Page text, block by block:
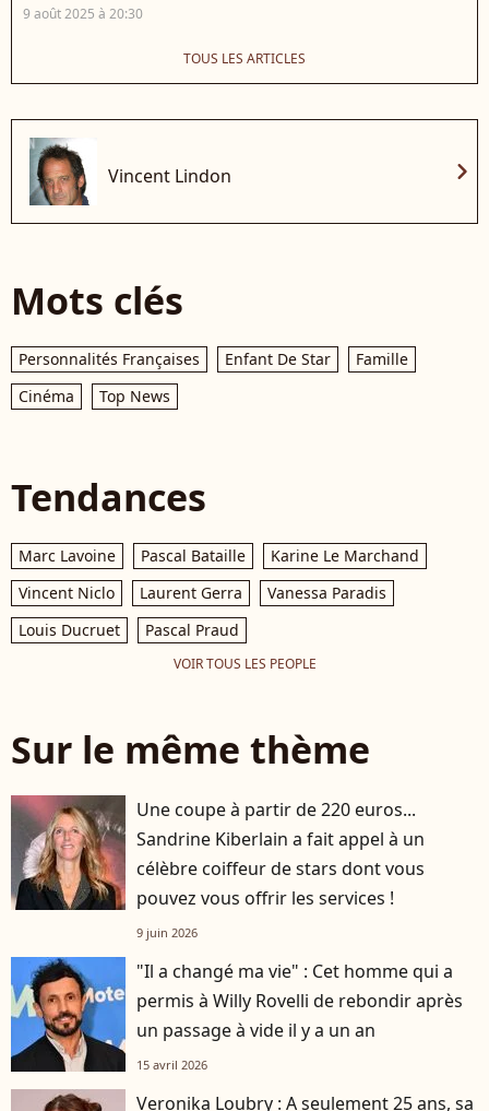
9 août 2025 à 20:30
TOUS LES ARTICLES
Vincent Lindon chevron_right
Mots clés
Personnalités Françaises Enfant De Star
Famille
Cinéma
Top News
Tendances
Marc Lavoine Pascal Bataille
Karine Le Marchand
Vincent Niclo
Laurent Gerra
Vanessa Paradis
Louis Ducruet
Pascal Praud
VOIR TOUS LES PEOPLE
Sur le même thème
Une coupe à partir de 220 euros...
Sandrine Kiberlain a fait appel à un
célèbre coiffeur de stars dont vous
pouvez vous offrir les services !
9 juin 2026
"Il a changé ma vie" : Cet homme qui a
permis à Willy Rovelli de rebondir après
un passage à vide il y a un an
15 avril 2026
Veronika Loubry : A seulement 25 ans, sa